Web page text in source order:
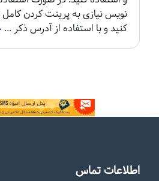
نویس نیازی به پرینت کردن کامل
کنید و با استفاده از آدرس ذکر ...
اطلاعات تماس